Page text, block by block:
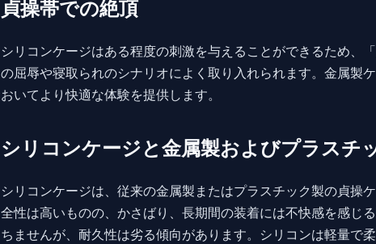
貞操帯での絶頂
シリコンケージはある程度の刺激を与えることができるため、
の屈辱や寝取られのシナリオによく取り入れられます。金属製
おいてより快適な体験を提供します。
シリコンケージと金属製およびプラスチ
シリコンケージは、従来の金属製またはプラスチック製の貞操
全性は高いものの、かさばり、長期間の装着には不快感を感じ
ちませんが、耐久性は劣る傾向があります。シリコンは軽量で